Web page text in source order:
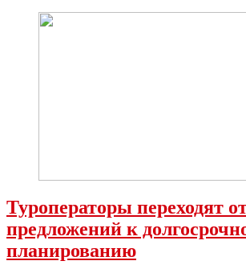
Туроператоры переходят
предложений к
планированию